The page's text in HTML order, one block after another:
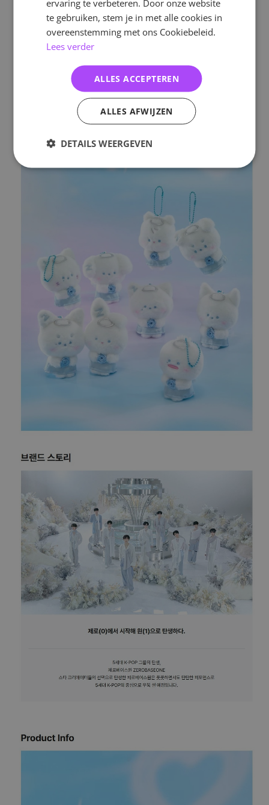
ervaring te verbeteren. Door onze website
te gebruiken, stem je in met alle cookies in
overeenstemming met ons Cookiebeleid.
Lees verder
ALLES ACCEPTEREN
ALLES AFWIJZEN
DETAILS WEERGEVEN